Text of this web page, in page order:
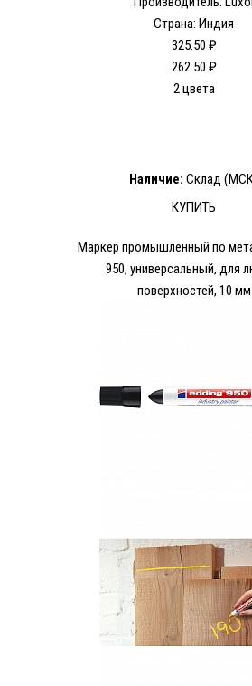
Страна: Индия
325.50 ₽
262.50 ₽
2 цвета
Наличие: Склад
КУПИТЬ
Маркер промышленный по
950, универсальный, для
поверхностей, 10 мм